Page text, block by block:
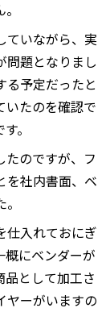
ていながら、実
問題となりまし
る予定だったと
いたのを確認で
。
たのですが、フ
を社内書面、ベ
仕入れておにぎ
概にベンダーが
として加工さ
ヤーがいますの